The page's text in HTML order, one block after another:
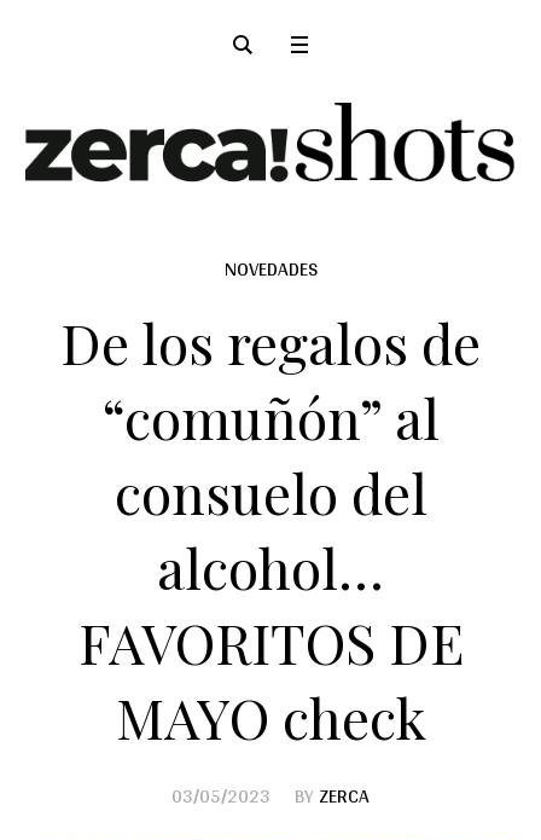
NOVEDADES
De los regalos de
“comuñón” al
consuelo del
alcohol…
FAVORITOS DE
MAYO check
03/05/2023 BYZERCA